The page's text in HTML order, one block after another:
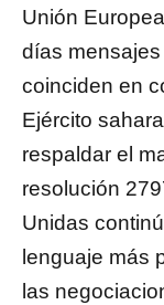
Unión
días
coinciden en
Ejército
respaldar el
resolución
Unidas
lenguaje más
las